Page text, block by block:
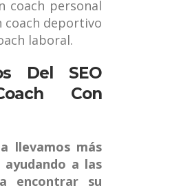
coach personal
coach deportivo
laboral.
Del SEO
Con
llevamos más
ayudando a las
encontrar su